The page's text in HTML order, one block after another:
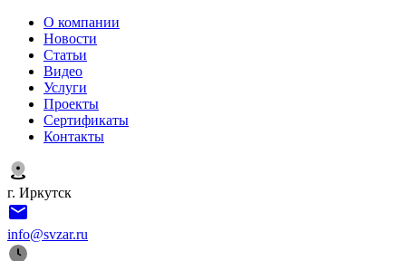
О компании
Новости
Статьи
Видео
Услуги
Проекты
Сертификаты
Контакты
г. Иркутск
info@svzar.ru